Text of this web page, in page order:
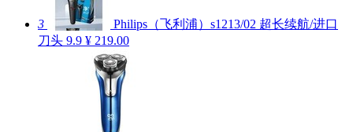
3
Philips（飞利浦）s1213/02 超长续航/进口
刀头 9.9 ¥ 219.00